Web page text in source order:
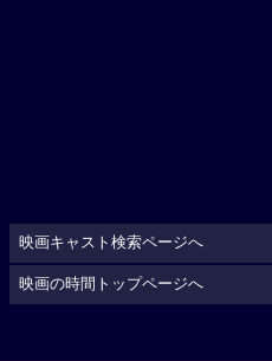
映画キャスト検索ページへ
映画の時間トップページへ